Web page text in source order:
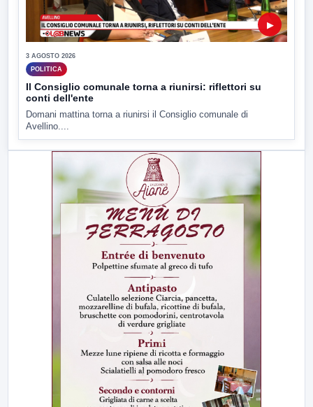
▶
3 AGOSTO 2026
POLITICA
Il Consiglio comunale torna a riunirsi: riflettori su
conti dell'ente
Domani mattina torna a riunirsi il Consiglio comunale di
Avellino....